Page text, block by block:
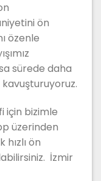
ön
özenle
sürede daha
için bizimle
üzerinden
ön
İzmir